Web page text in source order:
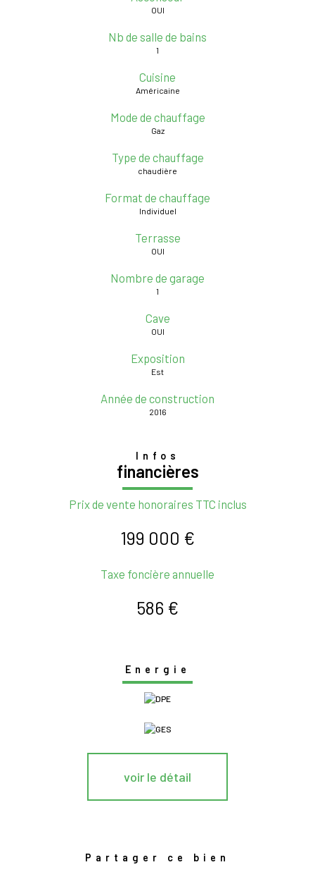
OUI
Nb de salle de bains
1
Cuisine
Américaine
Mode de chauffage
Gaz
Type de chauffage
chaudière
Format de chauffage
Individuel
Terrasse
OUI
Nombre de garage
1
Cave
OUI
Exposition
Est
Année de construction
2016
Infos
financières
Prix de vente honoraires TTC inclus
199 000 €
Taxe foncière annuelle
586 €
Energie
voir le détail
Partager ce bien